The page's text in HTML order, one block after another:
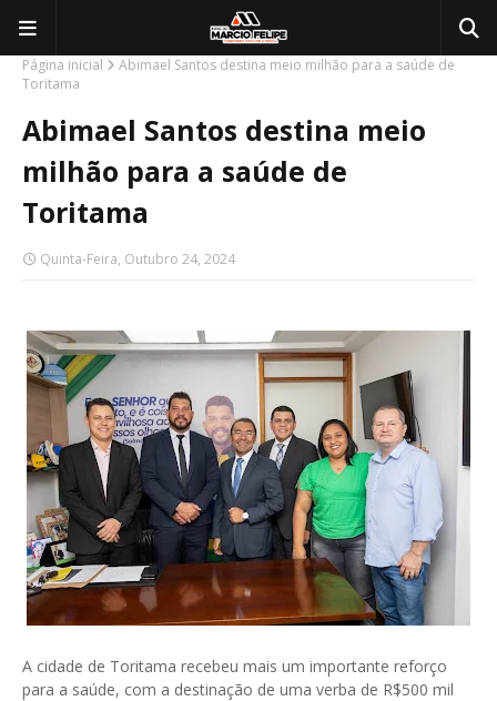
Página inicial
Abimael Santos destina meio milhão para a saúde de
Toritama
Abimael Santos destina meio
milhão para a saúde de
Toritama
Quinta-Feira, Outubro 24, 2024
A cidade de Toritama recebeu mais um importante reforço
para a saúde, com a destinação de uma verba de R$500 mil